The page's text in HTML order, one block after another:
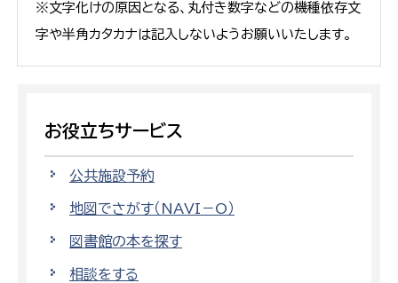
※文字化けの原因となる、丸付き数字などの機種依存文
字や半角カタカナは記入しないようお願いいたします。
お役立ちサービス
公共施設予約
地図でさがす（NAVI－O）
図書館の本を探す
相談をする